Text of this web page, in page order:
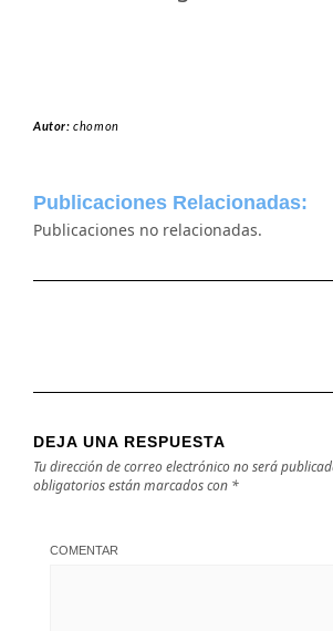
Autor:chomon
Publicaciones Relacionadas:
Publicaciones no relacionadas.
DEJA UNA RESPUESTA
Tu dirección de correo electrónico no será
obligatorios están marcados con *
COMENTAR